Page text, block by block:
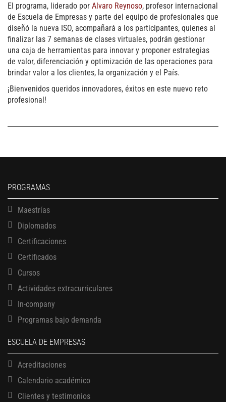
El programa, liderado por Alvaro Reynoso, profesor internacional
de Escuela de Empresas y parte del equipo de profesionales que
diseñó la nueva ISO, acompañará a los participantes, quienes al
finalizar las 7 semanas de clases virtuales, podrán gestionar
una caja de herramientas para innovar y proponer estrategias
de valor, diferenciación y optimización de las operaciones para
brindar valor a los clientes, la organización y el País.
¡Bienvenidos queridos innovadores, éxitos en este nuevo reto
profesional!
PROGRAMAS
Maestrías
Diplomados
Certificaciones
Certificados
Cursos
Actividades extracurriculares
In-company
Programas bajo demanda
ESCUELA DE EMPRESAS
Acreditaciones
Calendario académico
Clientes y testimonios